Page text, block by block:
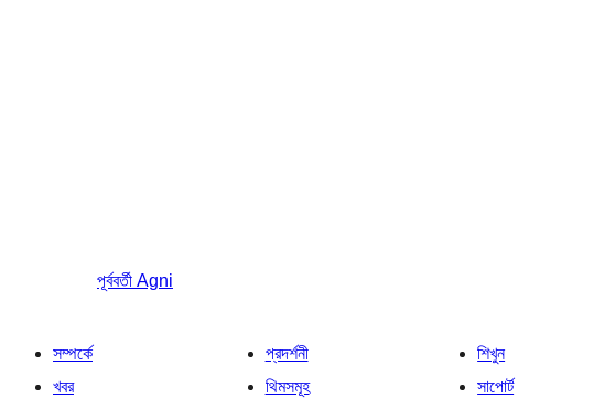
পূর্ববর্তী Agni
সম্পর্কে
খবর
প্রদর্শনী
থিমসমূহ
শিখুন
সাপোর্ট